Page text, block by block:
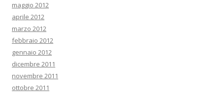
maggio 2012
aprile 2012
marzo 2012
febbraio 2012
gennaio 2012
dicembre 2011
novembre 2011
ottobre 2011